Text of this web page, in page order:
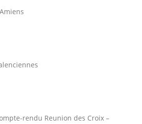
rendu Reunion des Croix –